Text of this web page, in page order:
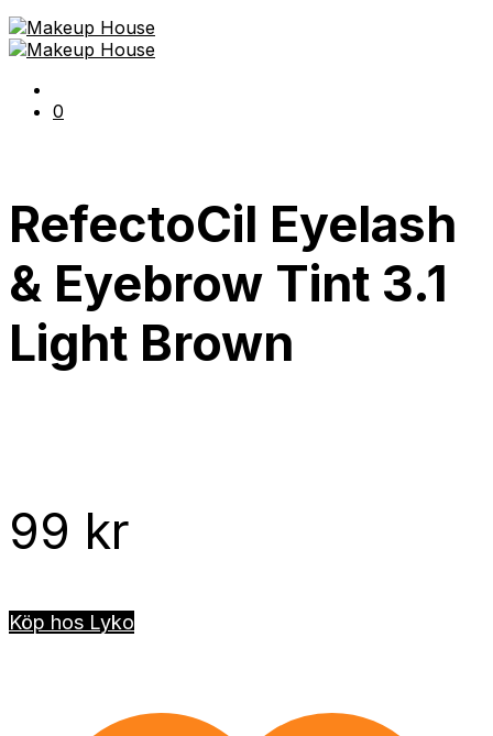
0
RefectoCil Eyelash
& Eyebrow Tint 3.1
Light Brown
99 kr
Köp hos Lyko